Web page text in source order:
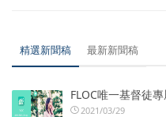
精選新聞稿 最新新聞稿
FLOC唯一基督徒
2021/03/29